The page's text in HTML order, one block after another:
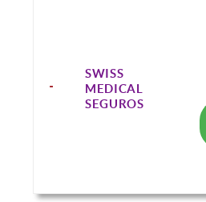
SWISS
MEDICAL
SEGUROS